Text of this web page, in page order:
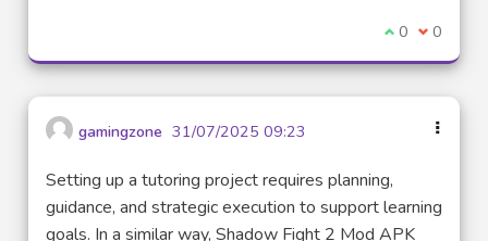
I agree with
0 I 0
gamingzone 31/07/2025 09:23
Setting up a tutoring project requires planning,
guidance, and strategic execution to support learning
goals. In a similar way, Shadow Fight 2 Mod APK